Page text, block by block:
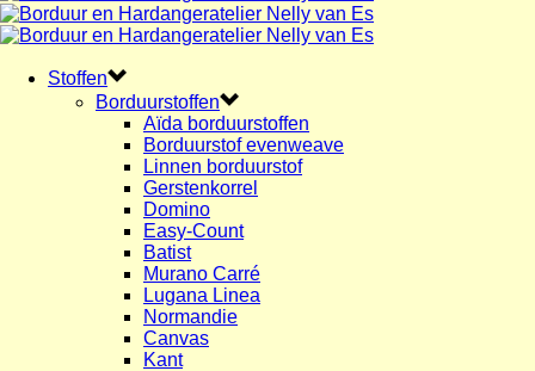
Stoffen
Borduurstoffen
Aïda borduurstoffen
Borduurstof evenweave
Linnen borduurstof
Gerstenkorrel
Domino
Easy-Count
Batist
Murano Carré
Lugana Linea
Normandie
Canvas
Kant